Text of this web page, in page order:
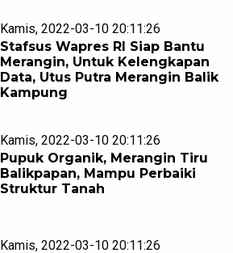
Kamis, 2022-03-10 20:11:26
Stafsus Wapres RI Siap Bantu
Merangin, Untuk Kelengkapan
Data, Utus Putra Merangin Balik
Kampung
Kamis, 2022-03-10 20:11:26
Pupuk Organik, Merangin Tiru
Balikpapan, Mampu Perbaiki
Struktur Tanah
Kamis, 2022-03-10 20:11:26